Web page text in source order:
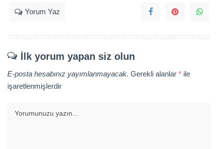
Yorum Yaz
İlk yorum yapan siz olun
E-posta hesabınız yayımlanmayacak. Gerekli alanlar * ile
işaretlenmişlerdir